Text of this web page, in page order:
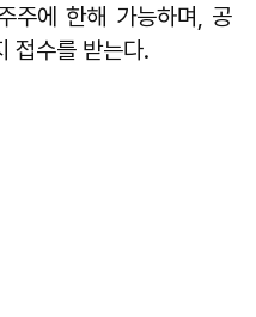
주에 한해 가능하며, 공
접수를 받는다.